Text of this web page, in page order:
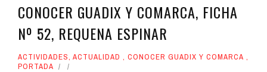
CONOCER GUADIX Y COMARCA, FICHA
Nº 52, REQUENA ESPINAR
ACTIVIDADES, ACTUALIDAD , CONOCER GUADIX Y COMARCA ,
PORTADA